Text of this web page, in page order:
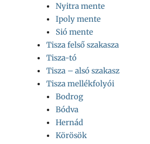
Nyitra mente
Ipoly mente
Sió mente
Tisza felső szakasza
Tisza-tó
Tisza – alsó szakasz
Tisza mellékfolyói
Bodrog
Bódva
Hernád
Körösök